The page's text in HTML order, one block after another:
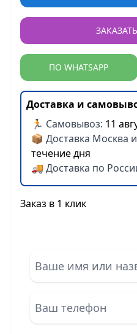
ПО WHATSAPP
Доставка и
🏃 Самовывоз: 11
📦 Доставка Москва
течение дня
🚚 Доставка по
Заказ в 1 клик